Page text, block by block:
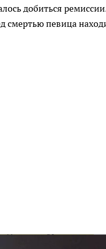
добиться
смертью певица